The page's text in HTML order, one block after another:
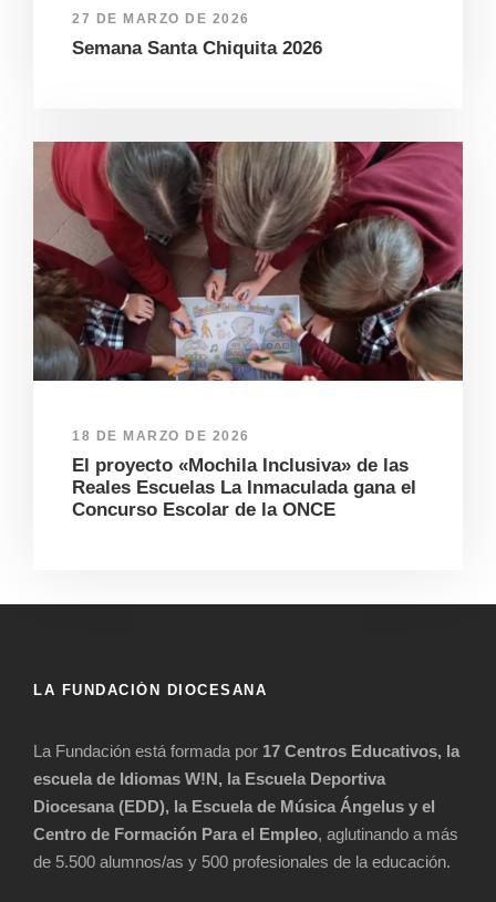
27 DE MARZO DE 2026
Semana Santa Chiquita 2026
18 DE MARZO DE 2026
El proyecto «Mochila Inclusiva» de las
Reales Escuelas La Inmaculada gana el
Concurso Escolar de la ONCE
LA FUNDACIÓN DIOCESANA
La Fundación está formada por 17 Centros Educativos, la
escuela de Idiomas W!N, la Escuela Deportiva
Diocesana (EDD), la Escuela de Música Ángelus y el
Centro de Formación Para el Empleo, aglutinando a más
de 5.500 alumnos/as y 500 profesionales de la educación.